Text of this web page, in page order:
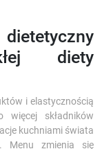
diety
i elastycznością
składników
kuchniami świata
Menu zmienia się